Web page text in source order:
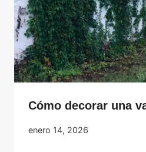
Cómo decorar una
enero 14, 2026